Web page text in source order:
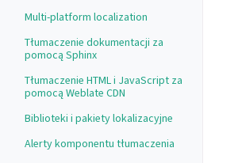
Multi-platform localization
Tłumaczenie dokumentacji za
pomocą Sphinx
Tłumaczenie HTML i JavaScript za
pomocą Weblate CDN
Biblioteki i pakiety lokalizacyjne
Alerty komponentu tłumaczenia